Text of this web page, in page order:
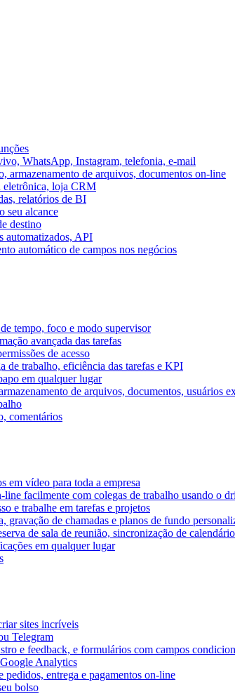
WhatsApp, Instagram, telefonia, e-mail
armazenamento de arquivos, documentos on-line
eletrônica, loja CRM
relatórios de BI
seu alcance
destino
automatizados, API
automático de campos nos negócios
tempo, foco e modo supervisor
avançada das tarefas
de acesso
de trabalho, eficiência das tarefas e KPI
em qualquer lugar
de arquivos, documentos, usuários
comentários
em vídeo para toda a empresa
facilmente com colegas de trabalho usando o
e trabalhe em tarefas e projetos
de chamadas e planos de fundo
de sala de reunião, sincronização de
em qualquer lugar
sites incríveis
Telegram
e feedback, e formulários com campos
Analytics
entrega e pagamentos on-line
bolso